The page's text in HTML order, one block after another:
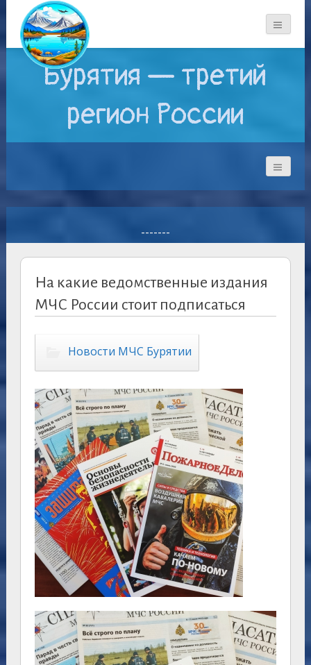
Бурятия — третий
регион России
-------
На какие ведомственные издания
МЧС России стоит подписаться
Новости МЧС Бурятии